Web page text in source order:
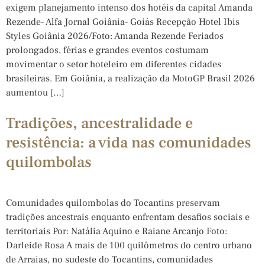
exigem planejamento intenso dos hotéis da capital Amanda
Rezende- Alfa Jornal Goiânia- Goiás Recepção Hotel Ibis
Styles Goiânia 2026/Foto: Amanda Rezende Feriados
prolongados, férias e grandes eventos costumam
movimentar o setor hoteleiro em diferentes cidades
brasileiras. Em Goiânia, a realização da MotoGP Brasil 2026
aumentou […]
Tradições, ancestralidade e
resistência: a vida nas comunidades
quilombolas
Comunidades quilombolas do Tocantins preservam
tradições ancestrais enquanto enfrentam desafios sociais e
territoriais Por: Natália Aquino e Raiane Arcanjo Foto:
Darleide Rosa A mais de 100 quilômetros do centro urbano
de Arraias, no sudeste do Tocantins, comunidades